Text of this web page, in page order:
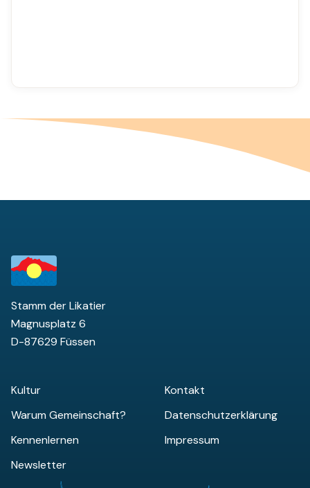
Stamm der Likatier
Magnusplatz 6
D-87629 Füssen
Kultur
Warum Gemeinschaft?
Kennenlernen
Newsletter
Kontakt
Datenschutzerklärung
Impressum